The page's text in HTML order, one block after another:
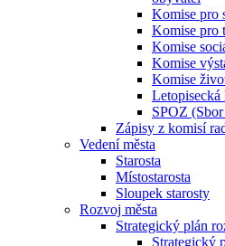
Komise pro
Komise pro
Komise
Komise
Komise
Letopisecká
SPOZ
Zápisy z komisí
Vedení města
Starosta
Místostarosta
Sloupek starosty
Rozvoj města
Strategický plán
Strategický